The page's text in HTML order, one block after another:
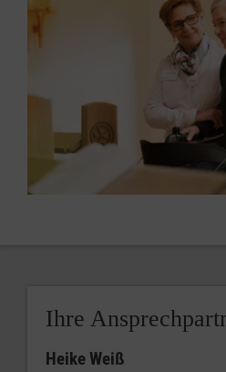
Ihre
Heike Weiß